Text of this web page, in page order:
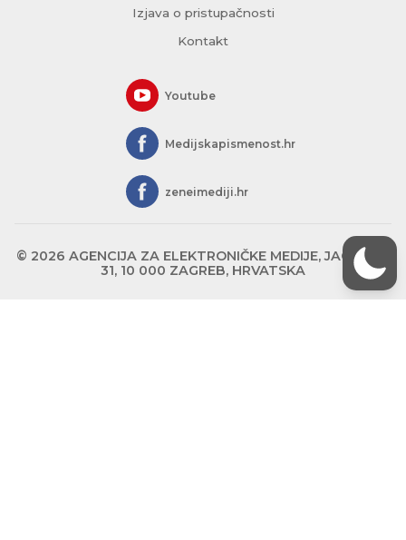
Izjava o pristupačnosti
Kontakt
Youtube
Medijskapismenost.hr
zeneimediji.hr
© 2026 AGENCIJA ZA ELEKTRONIČKE MEDIJE, JAGIĆEVA
31, 10 000 ZAGREB, HRVATSKA